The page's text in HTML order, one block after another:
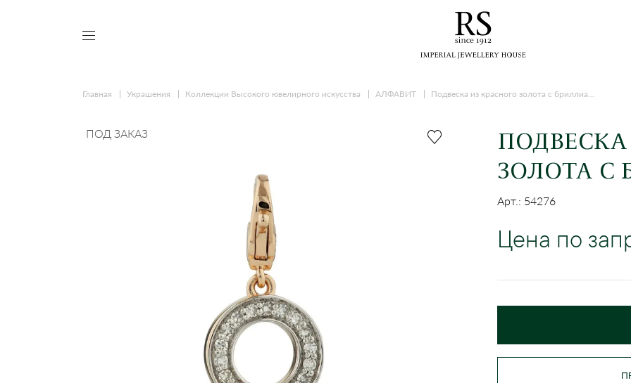
Главная Украшения Коллекции Высокого ювелирного искусства АЛФАВИТ Подвеска из красного золота с бриллиа...
ПОД ЗАКАЗ
ЗОЛОТА
Арт.: 54276
Цена по